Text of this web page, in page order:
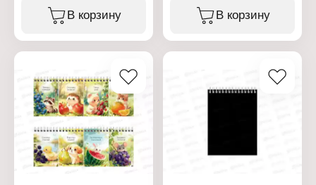
Тип товара: Альбом для
рисования
Тип скрепления: на скобе
Плотность бумаги: 100 г/
кв.м
Белизна бумаги, %: 100
Материал блока: офсет
Материал обложки:
мелованный картон
В корзину
Вариация: бизнес -
блокнот
Количество листов: 80 л
Плотность бумаги: 60 г/
Эффекты обложки:
В корзину